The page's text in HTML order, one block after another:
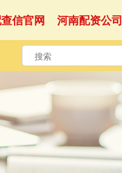
信官网 河南配资公司